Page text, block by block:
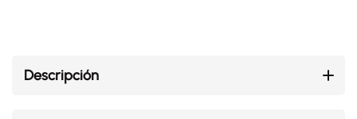
Descripción